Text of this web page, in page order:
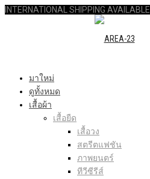
INTERNATIONAL SHIPPING AVAILABLE
มาใหม่
ดูทั้งหมด
เสื้อผ้า
เสื้อยืด
เสื้อวง
สตรีตแฟชัน
ภาพยนตร์
ทีวีซีรีส์